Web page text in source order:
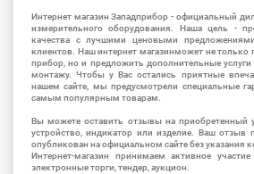
Интернет магазин Западприбор - официальный
измерительного оборудования. Наша цель -
качества с лучшими ценовыми
клиентов. Наш интернет магазинможет не
прибор, но и предложить дополнительные услуги
монтажу. Чтобы у Вас остались приятные
нашем сайте, мы предусмотрели специальные
самым популярным товарам.
Вы можете оставить отзывы на приобретенный
устройство, индикатор или изделие. Ваш отзыв
опубликован на официальном сайте без указания
Интернет-магазин принимаем активное
электронные торги, тендер, аукцион.